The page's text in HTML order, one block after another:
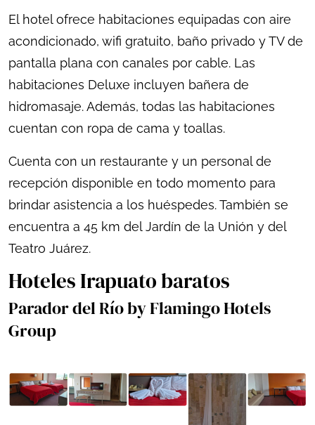
El hotel ofrece habitaciones equipadas con aire
acondicionado, wifi gratuito, baño privado y TV de
pantalla plana con canales por cable. Las
habitaciones Deluxe incluyen bañera de
hidromasaje. Además, todas las habitaciones
cuentan con ropa de cama y toallas.
Cuenta con un restaurante y un personal de
recepción disponible en todo momento para
brindar asistencia a los huéspedes. También se
encuentra a 45 km del Jardín de la Unión y del
Teatro Juárez.
Hoteles Irapuato baratos
Parador del Río by Flamingo Hotels
Group